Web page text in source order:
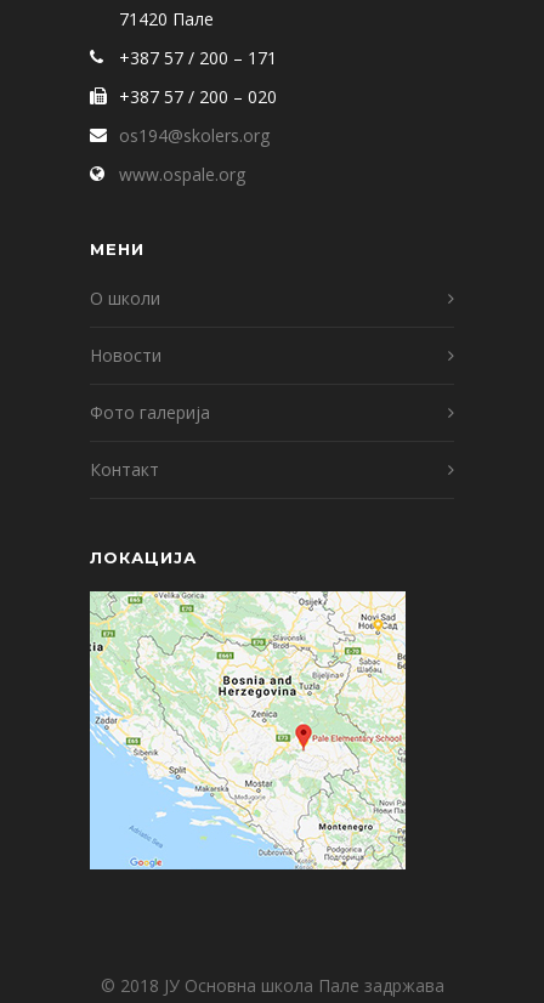
71420 Пале
+387 57 / 200 – 171
+387 57 / 200 – 020
os194@skolers.org
www.ospale.org
МЕНИ
О школи
Новости
Фото галерија
Контакт
ЛОКАЦИЈА
© 2018 ЈУ Основна школа Пале задржава